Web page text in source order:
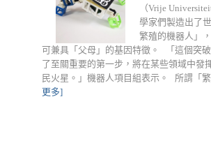
（Vrije
學家們製造出了
繁殖的機器人」
可兼具「父母」的基因特徵。 「這個突
了至關重要的第一步，將在某些領域中發
民火星。」機器人項目組表示。 所謂「
更多]